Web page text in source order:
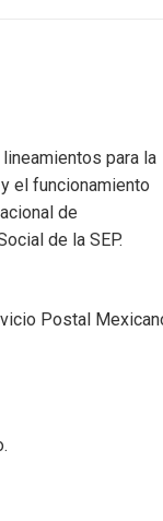
para la
el funcionamiento
de
de la SEP.
Postal